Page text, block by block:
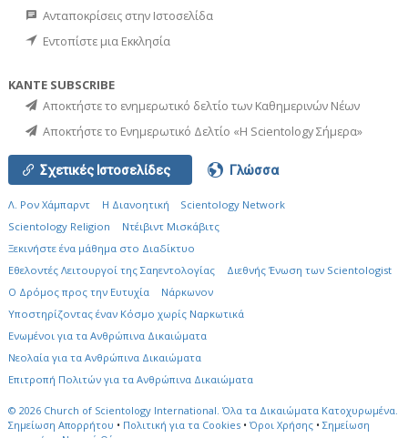
Ανταποκρίσεις στην Ιστοσελίδα
Εντοπίστε μια Εκκλησία
ΚΑΝΤΕ SUBSCRIBE
Αποκτήστε το ενημερωτικό δελτίο των Καθημερινών Νέων
Αποκτήστε το Ενημερωτικό Δελτίο «Η Scientology Σήμερα»
Σχετικές Ιστοσελίδες Γλώσσα
Λ. Ρον Χάμπαρντ Η Διανοητική
Scientology Network
Scientology Religion
Ντέιβιντ Μισκάβιτς
Ξεκινήστε ένα μάθημα στο Διαδίκτυο
Εθελοντές Λειτουργοί της Σαηεντολογίας
Διεθνής Ένωση των Scientologist
Ο Δρόμος προς την Ευτυχία
Νάρκωνον
Υποστηρίζοντας έναν Κόσμο χωρίς Ναρκωτικά
Ενωµένοι για τα Ανθρώπινα Δικαιώµατα
Νεολαία για τα Ανθρώπινα Δικαιώματα
Επιτροπή Πολιτών για τα Ανθρώπινα Δικαιώματα
© 2026 Church of Scientology International. Όλα τα Δικαιώματα Κατοχυρωμένα.
Σημείωση Απορρήτου • Πολιτική για τα Cookies • Όροι Χρήσης • Σημείωση